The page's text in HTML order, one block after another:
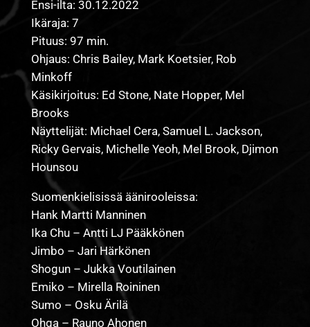
Ensi-ilta: 30.12.2022
Ikäraja: 7
Pituus: 97 min.
Ohjaus: Chris Bailey, Mark Koetsier, Rob
Minkoff
Käsikirjoitus: Ed Stone, Nate Hopper, Mel
Brooks
Näyttelijät: Michael Cera, Samuel L. Jackson,
Ricky Gervais, Michelle Yeoh, Mel Brook, Djimon
Hounsou
Suomenkielisissä äänirooleissa:
Hank Martti Manninen
Ika Chu – Antti LJ Pääkkönen
Jimbo – Jari Härkönen
Shogun – Jukka Voutilainen
Emiko – Mirella Roininen
Sumo – Osku Ärilä
Ohga – Rauno Ahonen